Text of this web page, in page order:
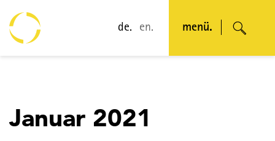
de. en. menü.
Januar 2021